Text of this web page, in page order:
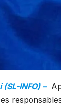
INFO) –